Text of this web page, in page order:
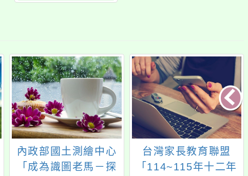
內政部國土測繪中心
「成為識圖老馬－探
台灣家長教育聯盟
「114~115年十二年